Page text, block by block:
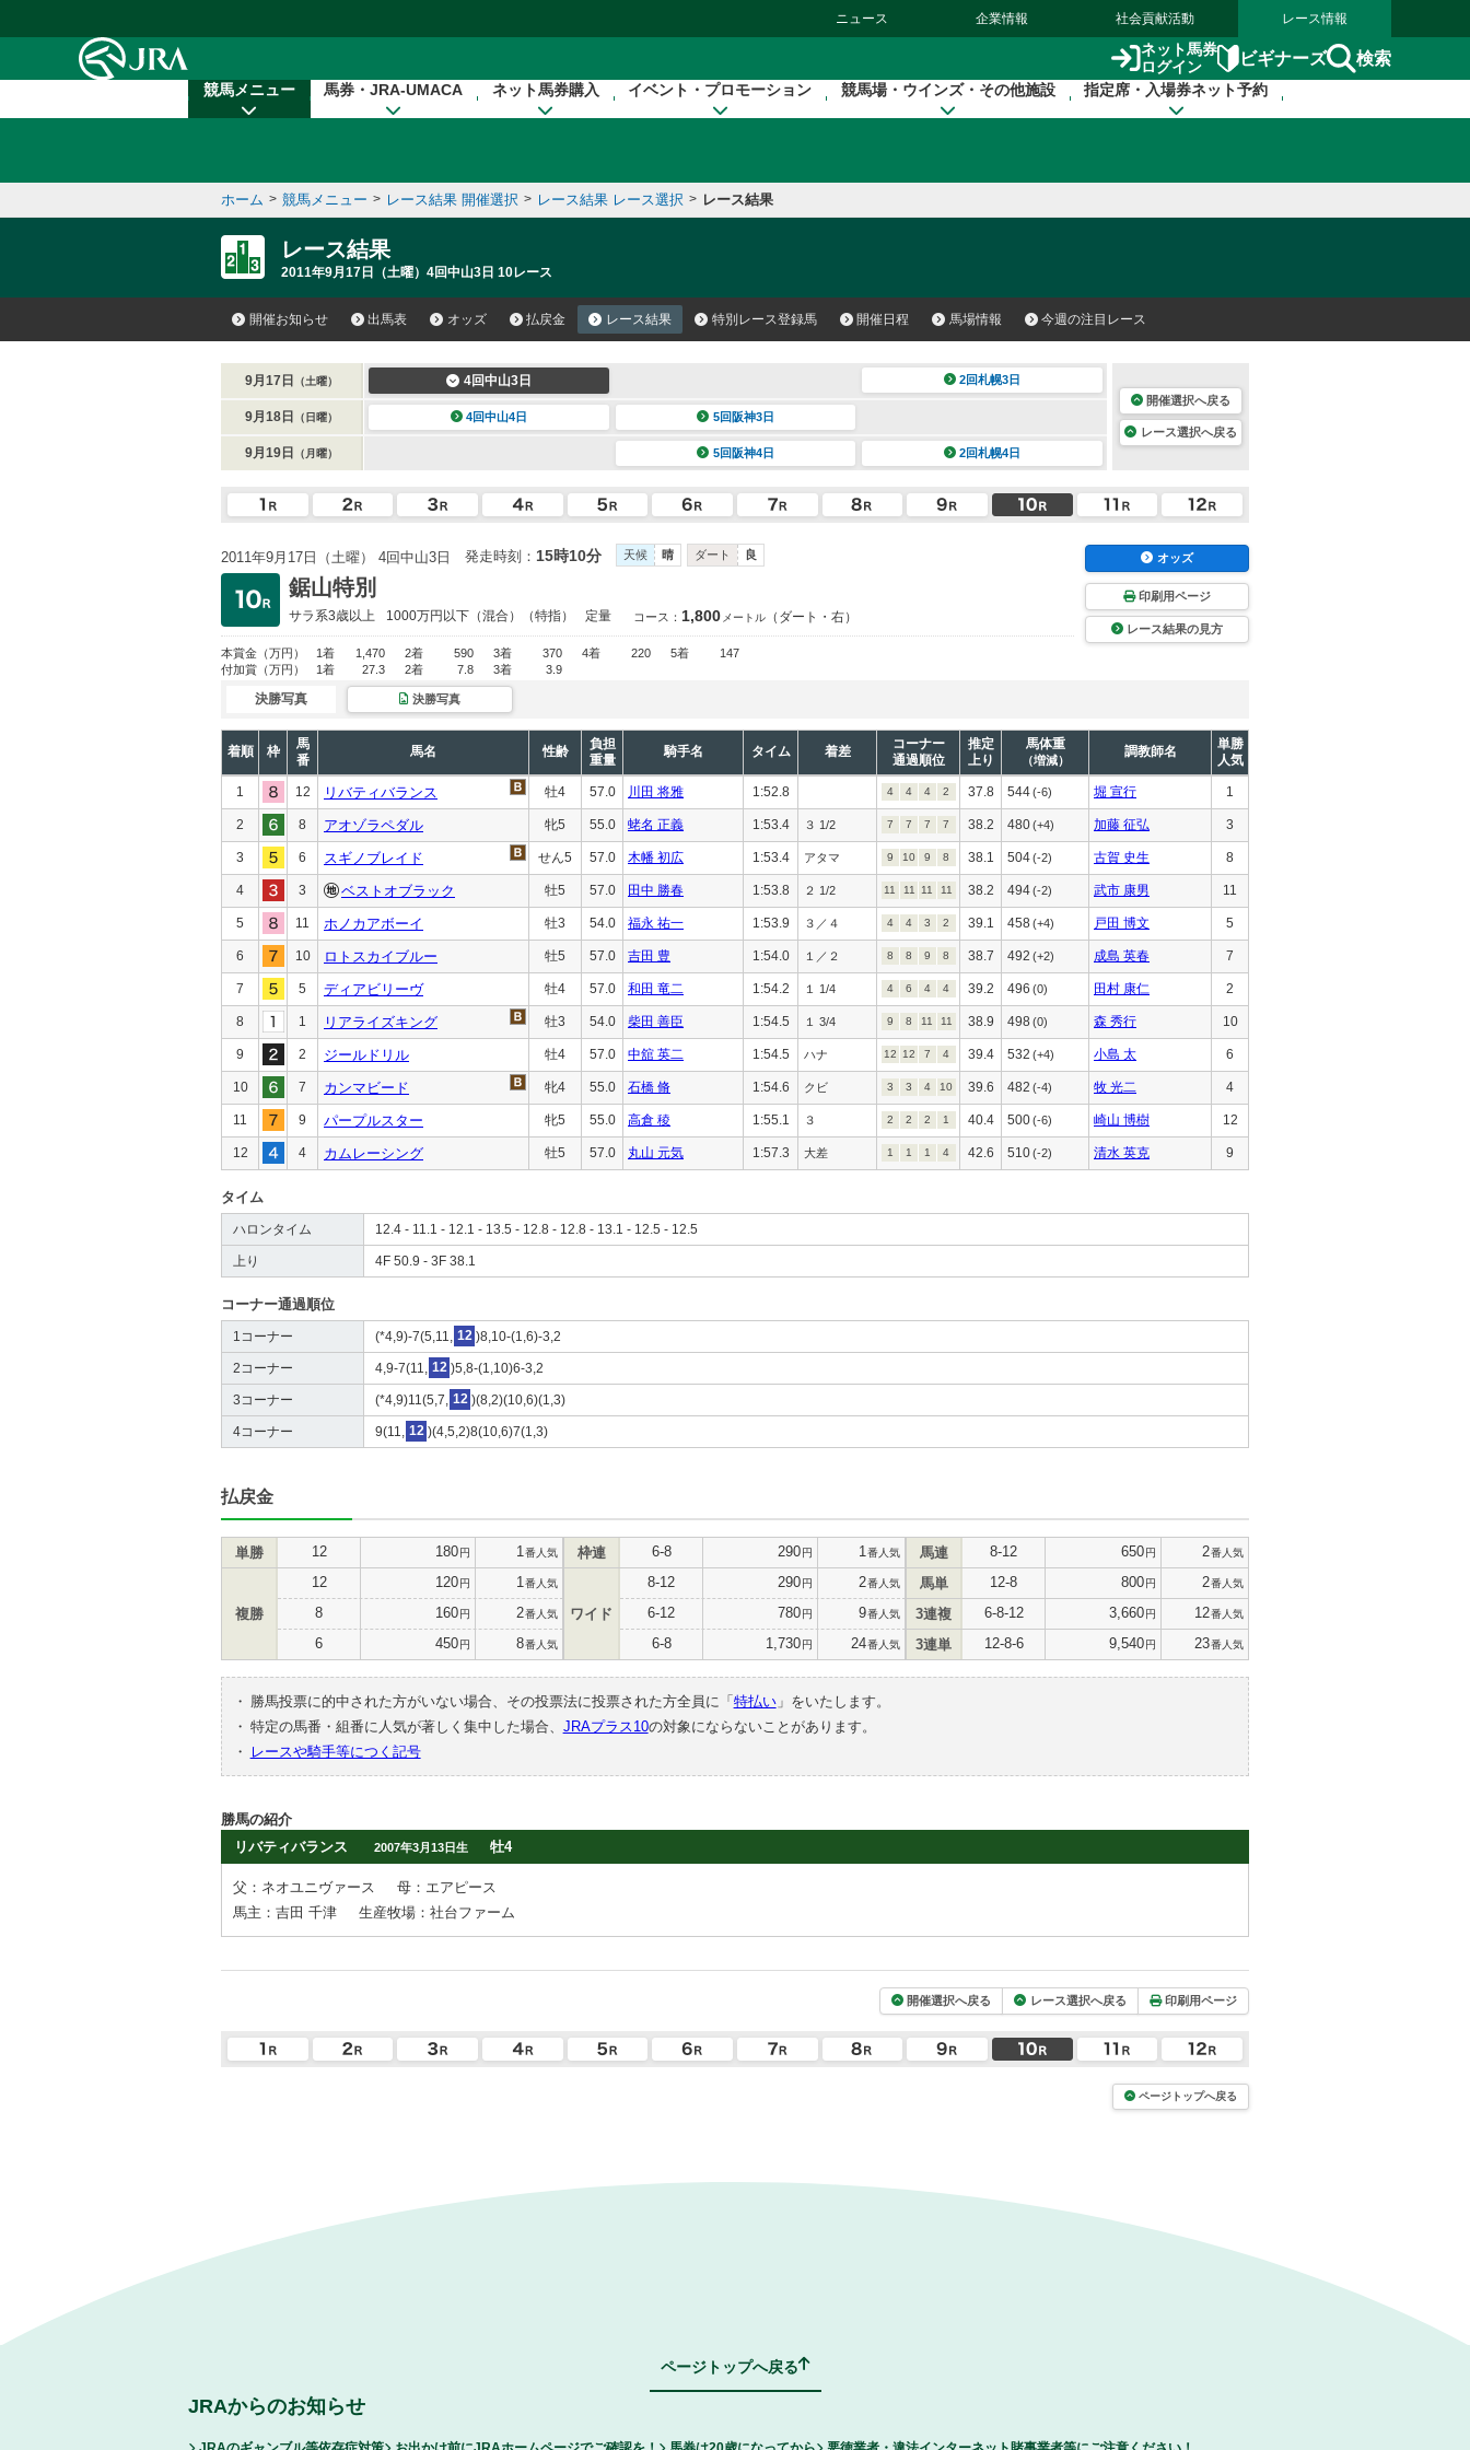
ニュース 企業情報 社会貢献活動 レース情報
ネット馬券
ログイン
ビギナーズ 検索
競馬メニュー 馬券・JRA-UMACA ネット馬券購入 イベント・プロモーション 競馬場・ウインズ・その他施設 指定席・入場券ネット予約
ホーム > 競馬メニュー > レース結果 開催選択 > レース結果 レース選択 > レース結果
レース結果
2011年9月17日（土曜）4回中山3日 10レース
開催お知らせ 出馬表 オッズ 払戻金 レース結果 特別レース登録馬 開催日程 馬場情報 今週の注目レース
9月17日 （土曜） 4回中山3日 2回札幌3日
9月18日 （日曜） 4回中山4日 5回阪神3日
9月19日 （月曜） 5回阪神4日 2回札幌4日
開催選択へ戻る
レース選択へ戻る
2011年9月17日（土曜） 4回中山3日 発走時刻： 15時10分 天候 晴 ダート 良
鋸山特別
サラ系3歳以上 1000万円以下 （混合）（特指） 定量 コース： 1,800 メートル （ダート・右）
本賞金 （万円） 1着 1,470 2着 590 3着 370 4着 220 5着
147
付加賞 （万円） 1着 27.3 2着 7.8 3着 3.9
オッズ
印刷用ページ
レース結果の見方
決勝写真 決勝写真
着順 枠
馬
番
馬名 性齢
負担
重量
騎手名 タイム 着差
コーナー
通過順位
推定
上り
馬体重
（増減）
調教師名
単勝
人気
1 12 リバティバランス 牡4 57.0 川田 将雅 1:52.8 4 4 4 2 37.8 544(-6) 堀 宣行 1
2 8 アオゾラペダル 牝5 55.0 蛯名 正義 1:53.4 ３ 1/2 7 7 7 7 38.2 480(+4) 加藤 征弘 3
3 6 スギノブレイド せん5 57.0 木幡 初広 1:53.4 アタマ 9 10 9 8 38.1 504(-2) 古賀 史生 8
4 3 ベストオブラック 牡5 57.0 田中 勝春 1:53.8 ２ 1/2 11 11 11 11 38.2 494(-2) 武市 康男 11
5 11 ホノカアボーイ 牡3 54.0 福永 祐一 1:53.9 ３／４ 4 4 3 2 39.1 458(+4) 戸田 博文 5
6 10 ロトスカイブルー 牡5 57.0 吉田 豊 1:54.0 １／２ 8 8 9 8 38.7 492 (+2) 成島 英春 7
7 5 ディアビリーヴ 牡4 57.0 和田 竜二 1:54.2 １ 1/4 4 6 4 4 39.2 496 (0) 田村 康仁 2
8 1 リアライズキング 牡3 54.0 柴田 善臣 1:54.5 １ 3/4 9 8 11 11 38.9 498 (0) 森 秀行 10
9 2 ジールドリル 牡4 57.0 中舘 英二 1:54.5 ハナ 12 12 7 4 39.4 532 (+4) 小島 太 6
10 7 カンマビード 牝4 55.0 石橋 脩 1:54.6 クビ 3 3 4 10 39.6 482 (-4) 牧 光二 4
11 9 パープルスター 牝5 55.0 高倉 稜 1:55.1 ３ 2 2 2 1 40.4 500(-6) 崎山 博樹 12
12 4 カムレーシング 牡5 57.0 丸山 元気 1:57.3 大差 1 1 1 4 42.6 510(-2) 清水 英克 9
タイム
ハロンタイム 12.4 - 11.1 - 12.1 - 13.5 - 12.8 - 12.8 - 13.1 - 12.5 - 12.5
上り 4F 50.9 - 3F 38.1
コーナー通過順位
1コーナー (*4,9)-7(5,11, 12 )8,10-(1,6)-3,2
2コーナー 4,9-7(11, 12 )5,8-(1,10)6-3,2
3コーナー (*4,9)11(5,7, 12 )(8,2)(10,6)(1,3)
4コーナー 9(11, 12 )(4,5,2)8(10,6)7(1,3)
払戻金
単勝 12 180円 1 番人気
複勝
12 120円 1 番人気
8 160円 2番人気
6 450円 8番人気
枠連 6-8 290円 1 番人気
ワイド
8-12 290円 2番人気
6-12 780円 9番人気
6-8 1,730円 24番人気
馬連 8-12 650円 2番人気
馬単 12-8 800円 2番人気
3連複 6-8-12 3,660円 12番人気
3連単 12-8-6 9,540円 23番人気
・ 勝馬投票に的中された方がいない場合、その投票法に投票された方全員に「 特払い」をいたします。
・ 特定の馬番・組番に人気が著しく集中した場合、 JRAプラス10の対象にならないことがあります。
・
レースや騎手等につく記号
勝馬の紹介
リバティバランス
2007年3月13日生 牡4
父：ネオユニヴァース
母：エアピース
馬主：吉田 千津
生産牧場：社台ファーム
開催選択へ戻る レース選択へ戻る 印刷用ページ
ページトップへ戻る
ページトップへ戻る
JRAからのお知らせ